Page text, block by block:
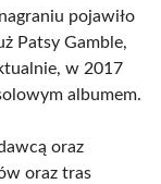
pojawiło
Patsy Gamble,
w 2017
albumem.
oraz
oraz tras